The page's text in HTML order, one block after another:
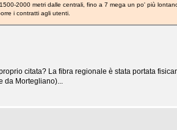
2000 metri dalle centrali, fino a 7 mega un po' più
i contratti agli utenti.
citata? La fibra regionale è stata portata
Mortegliano)...